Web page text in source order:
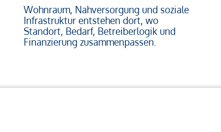
Wohnraum, Nahversorgung und soziale
Infrastruktur entstehen dort, wo
Standort, Bedarf, Betreiberlogik und
Finanzierung zusammenpassen.